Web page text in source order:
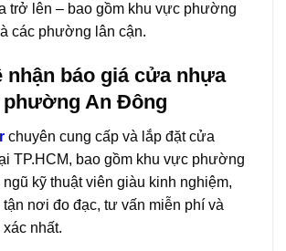
trở lên – bao gồm khu vực phường
các phường lân cận.
nhận báo giá cửa nhựa
phường An Đông
chuyên cung cấp và lắp đặt cửa
TP.HCM, bao gồm khu vực phường
kỹ thuật viên giàu kinh nghiệm,
nơi đo đạc, tư vấn miễn phí và
nhất.